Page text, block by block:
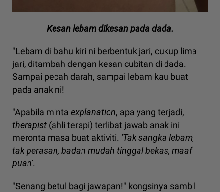
Kesan lebam dikesan pada dada.
"Lebam di bahu kiri ni berbentuk jari, cukup lima
jari, ditambah dengan kesan cubitan di dada.
Sampai pecah darah, sampai lebam kau buat
pada anak ni!
"Apabila minta explanation, apa yang terjadi,
therapist (ahli terapi) terlibat jawab anak ini
meronta masa buat aktiviti. 'Tak sangka lebam,
tak perasan, badan mudah tinggal bekas, maaf
puan'.
"Senang betul bagi jawapan!" kongsinya sambil